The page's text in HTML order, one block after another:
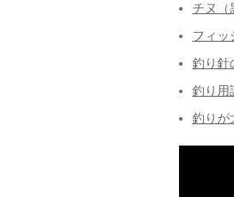
チヌ（
フィッ
釣り針
釣り用
釣りが